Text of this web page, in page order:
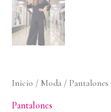
Inicio / Moda / Pantalones
Pantalones